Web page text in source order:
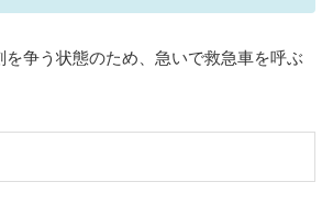
を争う状態のため、急いで救急車を呼ぶ